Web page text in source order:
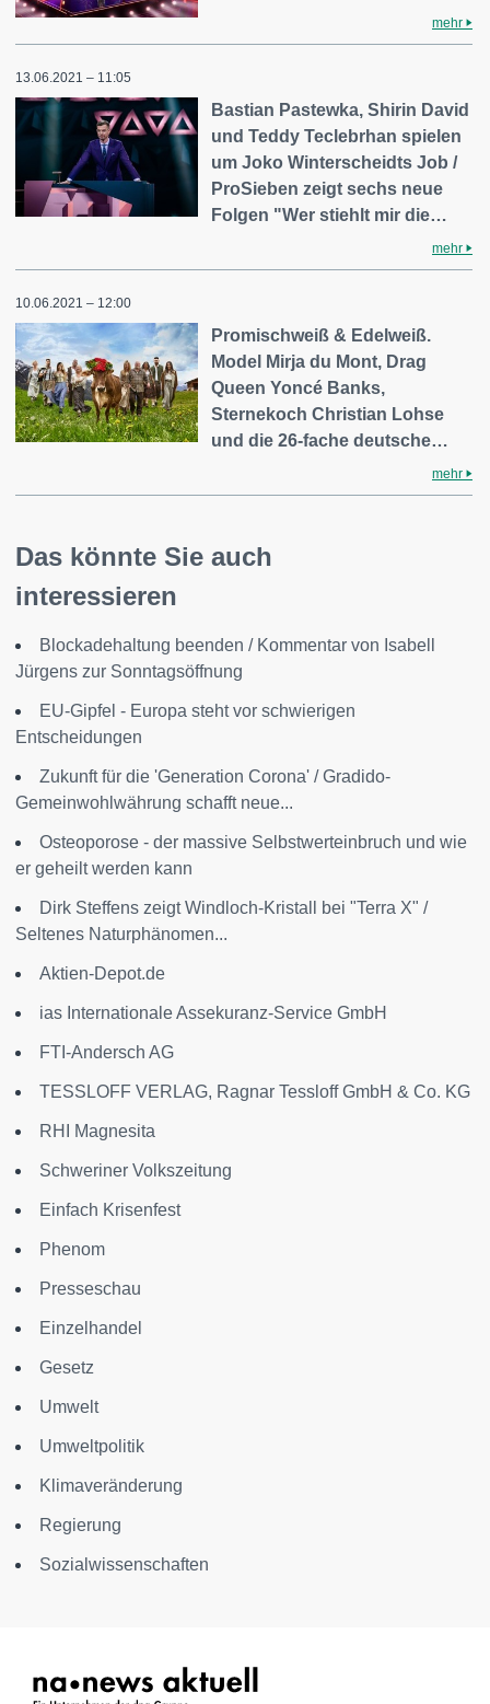
mehr
13.06.2021 – 11:05
Bastian Pastewka, Shirin David
und Teddy Teclebrhan spielen
um Joko Winterscheidts Job /
ProSieben zeigt sechs neue
Folgen "Wer stiehlt mir die…
mehr
10.06.2021 – 12:00
Promischweiß & Edelweiß.
Model Mirja du Mont, Drag
Queen Yoncé Banks,
Sternekoch Christian Lohse
und die 26-fache deutsche…
mehr
Das könnte Sie auch
interessieren
Blockadehaltung beenden / Kommentar von Isabell
Jürgens zur Sonntagsöffnung
EU-Gipfel - Europa steht vor schwierigen
Entscheidungen
Zukunft für die 'Generation Corona' / Gradido-
Gemeinwohlwährung schafft neue...
Osteoporose - der massive Selbstwerteinbruch und wie
er geheilt werden kann
Dirk Steffens zeigt Windloch-Kristall bei "Terra X" /
Seltenes Naturphänomen...
Aktien-Depot.de
ias Internationale Assekuranz-Service GmbH
FTI-Andersch AG
TESSLOFF VERLAG, Ragnar Tessloff GmbH & Co. KG
RHI Magnesita
Schweriner Volkszeitung
Einfach Krisenfest
Phenom
Presseschau
Einzelhandel
Gesetz
Umwelt
Umweltpolitik
Klimaveränderung
Regierung
Sozialwissenschaften